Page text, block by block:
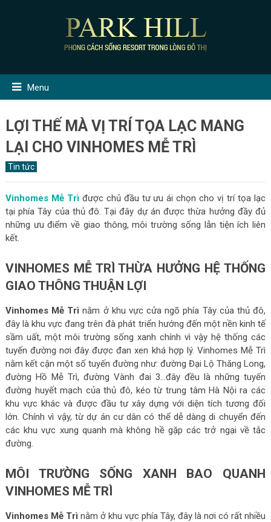
Menu
LỢI THẾ MÀ VỊ TRÍ TỌA LẠC MANG
LẠI CHO VINHOMES MỄ TRÌ
Tin tức
Vinhomes Mễ Trìđược chủ đầu tư ưu ái chọn cho vị trí tọa lạc
tại phía Tây của thủ đô. Tại đây dự án được thừa hưởng đầy đủ
những ưu điểm về giao thông, môi trường sống lẫn tiện ích liên
kết.
VINHOMES MỄ TRÌ THỪA HƯỞNG HỆ THỐNG
GIAO THÔNG THUẬN LỢI
Vinhomes Mễ Trì nằm ở khu vực cửa ngõ phía Tây của thủ đô,
đây là khu vực đang trên đà phát triển hướng đến một nền kinh tế
sầm uất, một môi trường sống xanh chính vì vậy hệ thống các
tuyến đường nơi đây được đan xen khá hợp lý. Vinhomes Mễ Trì
nằm kết cận một số tuyến đường như: đường Đại Lộ Thăng Long,
đường Hồ Mễ Trì, đường Vành đai 3…đây đều là những tuyến
đường huyết mạch của thủ đô, kéo từ trung tâm Hà Nội ra các
khu vực khác và được đầu tư xây dựng với diện tích tương đối
lớn. Chính vì vậy, từ dự án cư dân có thể dễ dàng di chuyển đến
các khu vực xung quanh mà không hề gặp các trở ngại về tắc
đường.
MÔI TRƯỜNG SỐNG XANH BAO QUANH
VINHOMES MỄ TRÌ
Vinhomes Mễ Trì nằm ở khu vực phía Tây, đây là nơi có rất nhiều